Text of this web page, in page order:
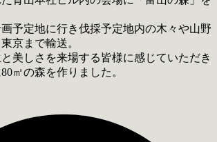
予定地に行き伐採予定地内の木々や山野
京まで輸送。
美しさを来場する皆様に感じていただき
㎡の森を作りました。